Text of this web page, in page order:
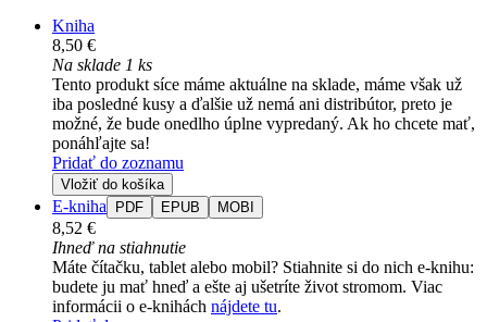
Kniha
8,50 €
Na sklade 1 ks
Tento produkt síce máme aktuálne na sklade, máme však už
iba posledné kusy a ďalšie už nemá ani distribútor, preto je
možné, že bude onedlho úplne vypredaný. Ak ho chcete mať,
ponáhľajte sa!
Pridať do zoznamu
Vložiť do košíka
E-kniha PDF EPUB MOBI
8,52 €
Ihneď na stiahnutie
Máte čítačku, tablet alebo mobil? Stiahnite si do nich e-knihu:
budete ju mať hneď a ešte aj ušetríte život stromom. Viac
informácii o e-knihách nájdete tu.